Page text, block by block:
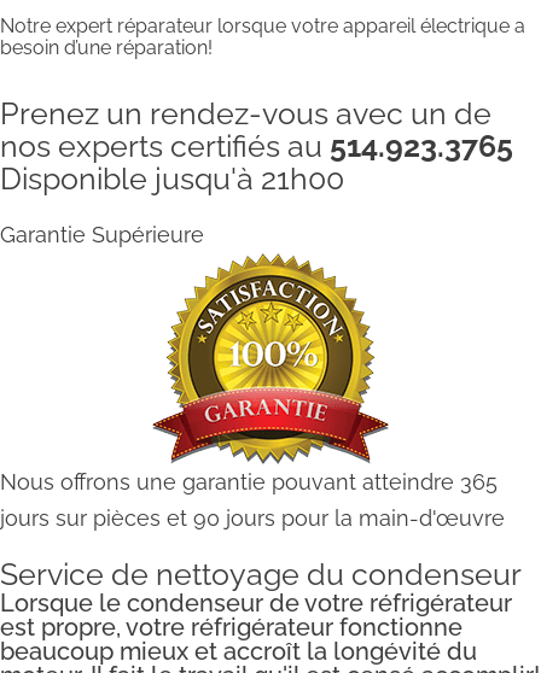
Notre expert réparateur lorsque votre appareil électrique a
besoin d’une réparation!
Prenez un rendez-vous avec un de
nos experts certifiés au 514.923.3765
Disponible jusqu'à 21h00
Garantie Supérieure
Nous offrons une garantie pouvant atteindre 365
jours sur pièces et 90 jours pour la main-d'œuvre
Service de nettoyage du condenseur
Lorsque le condenseur de votre réfrigérateur
est propre, votre réfrigérateur fonctionne
beaucoup mieux et accroît la longévité du